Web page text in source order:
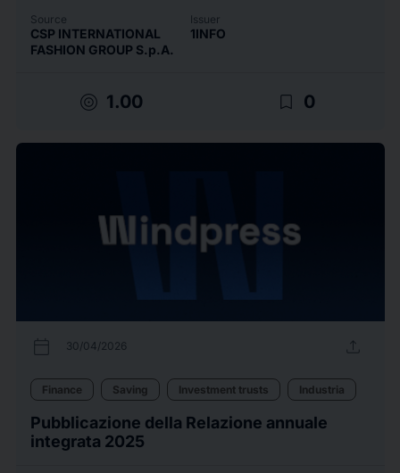
Source
CSP INTERNATIONAL
FASHION GROUP S.p.A.
Issuer
1INFO
target 1.00 bookmark_border 0
calendar_today 30/04/2026 upload
Finance Saving Investment trusts Industria
Pubblicazione della Relazione annuale
integrata 2025